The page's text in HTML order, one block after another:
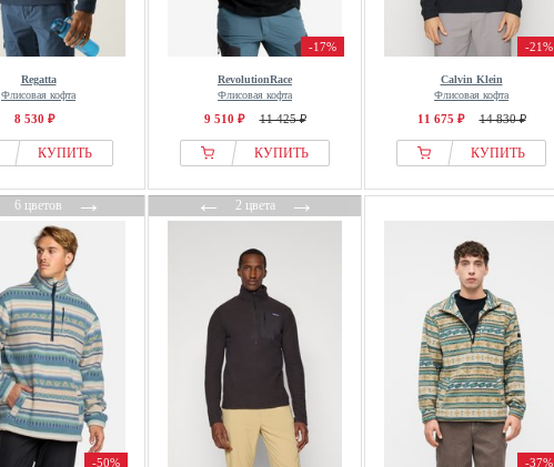
Regatta
Флисовая кофта
8 530 ₽
КУПИТЬ
-17%
RevolutionRace
Флисовая кофта
9 510 ₽ 11 425 ₽
КУПИТЬ
-21%
Calvin Klein
Флисовая кофта
11 675 ₽ 14 830 ₽
КУПИТЬ
6 цветов→
-50%
←2 цвета→
-37%